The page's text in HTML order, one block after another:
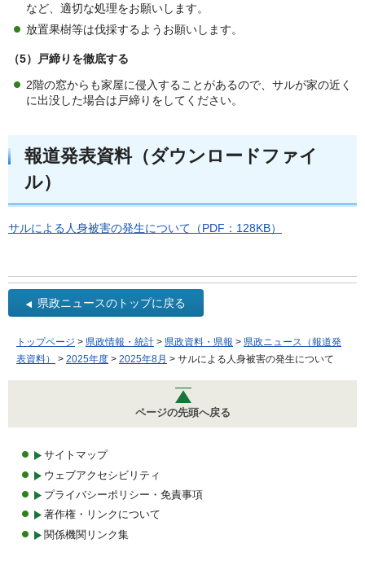
など、適切な処理をお願いします。
放置果樹等は伐採するようお願いします。
（5）戸締りを徹底する
2階の窓からも家屋に侵入することがあるので、サルが家の近く
に出没した場合は戸締りをしてください。
報道発表資料（ダウンロードファイ
ル）
サルによる人身被害の発生について（PDF：128KB）
県政ニュースのトップに戻る
トップページ > 県政情報・統計 > 県政資料・県報 > 県政ニュース（報道発
表資料）
> 2025年度 > 2025年8月 > サルによる人身被害の発生について
ページの先頭へ戻る
サイトマップ
ウェブアクセシビリティ
プライバシーポリシー・免責事項
著作権・リンクについて
関係機関リンク集